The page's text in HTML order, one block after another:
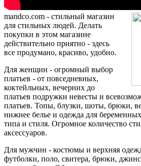
mandco.com - стильный магазин
для стильных людей. Делать
покупки в этом магазине
действительно приятно - здесь
все продумано, красиво, удобно.
Для женщин - огромный выбор
платьев - от повседневных,
коктейльных, вечерних до
платьев подружки невесты и
платьев. Топы, блузки, шоты, брюки,
нижнее белье и одежда для
типа и стиля. Огромное количество
аксессуаров.
Для мужчин - костюмы и верхняя
футболки, поло, свитера, брюки,